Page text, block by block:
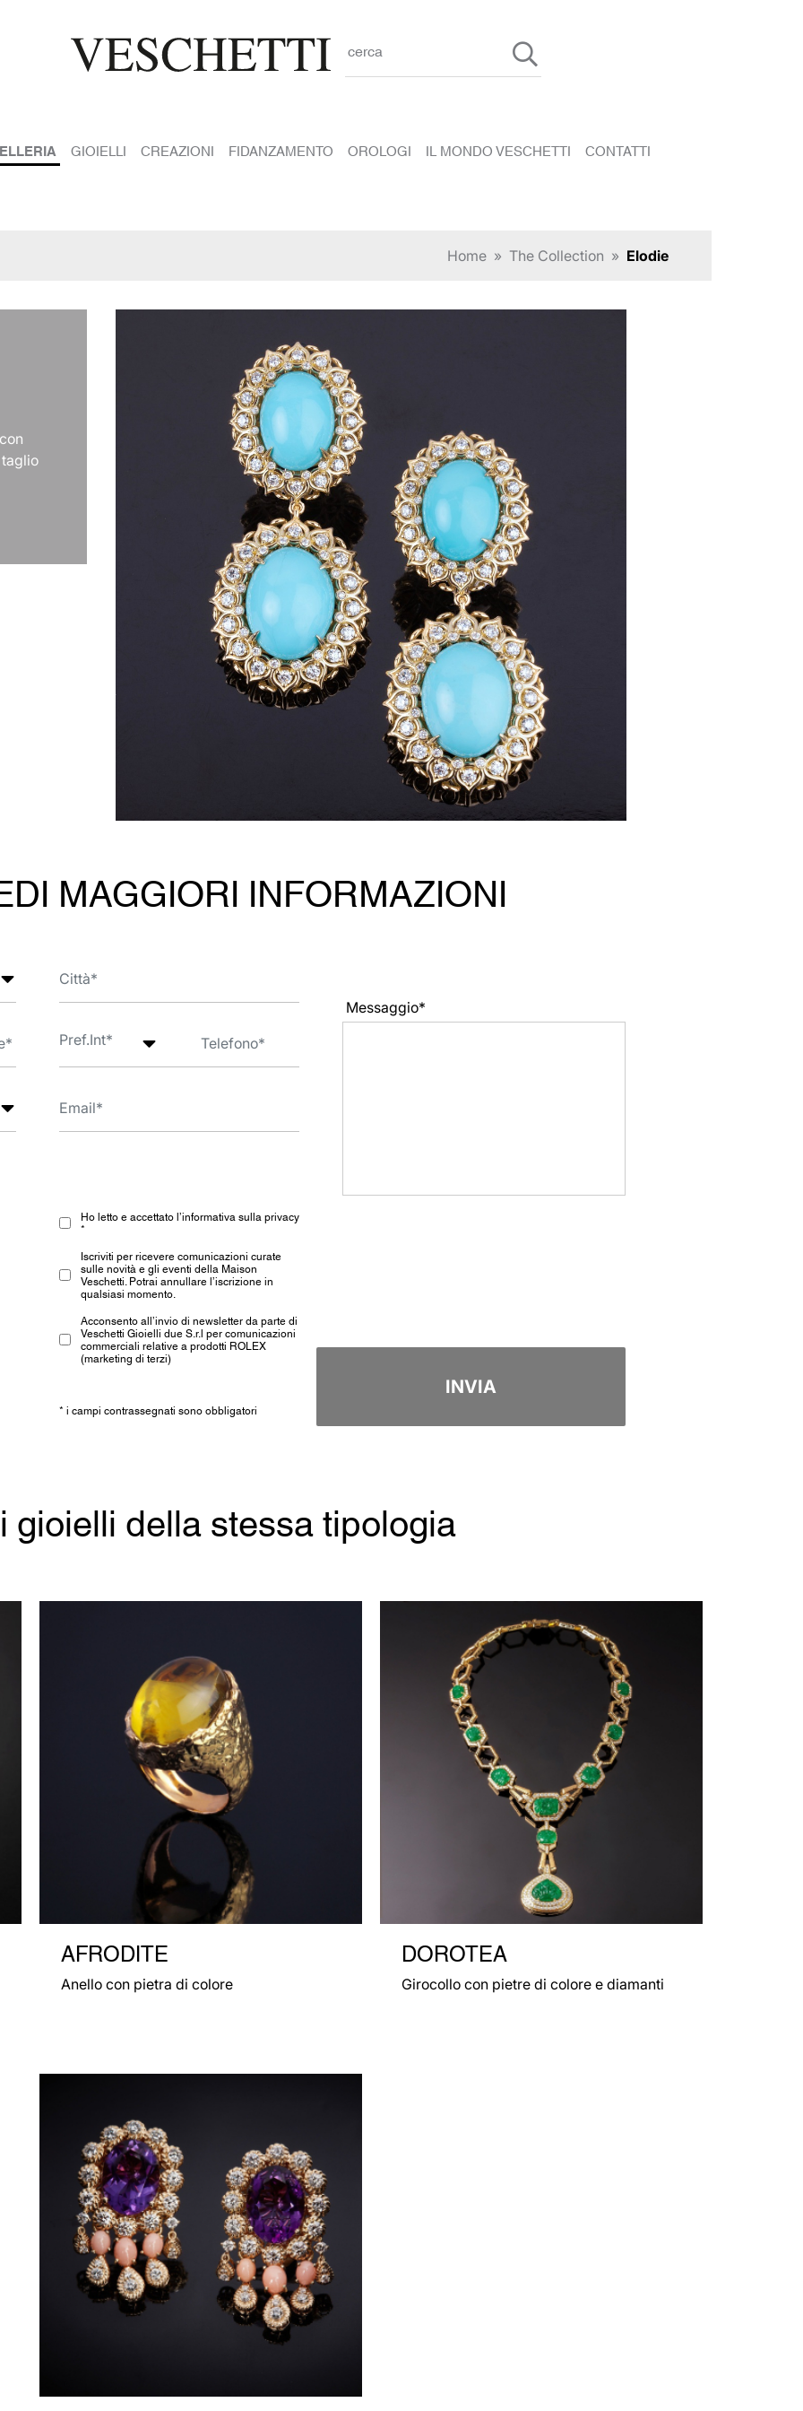
cerca
GIOIELLI CREAZIONI FIDANZAMENTO OROLOGI IL MONDO VESCHETTI CONTATTI
Home » The Collection » Elodie
MAGGIORI INFORMAZIONI
Messaggio*
Ho letto e accettato l’informativa sulla privacy
*
Iscriviti per ricevere comunicazioni curate
sulle novità e gli eventi della Maison
Veschetti. Potrai annullare l’iscrizione in
qualsiasi momento.
Acconsento all’invio di newsletter da parte di
Veschetti Gioielli due S.r.l per comunicazioni
commerciali relative a prodotti ROLEX
(marketing di terzi)
* i campi contrassegnati sono obbligatori
INVIA
gioielli della stessa tipologia
AFRODITE
Anello con pietra di colore
DOROTEA
Girocollo con pietre di colore e diamanti